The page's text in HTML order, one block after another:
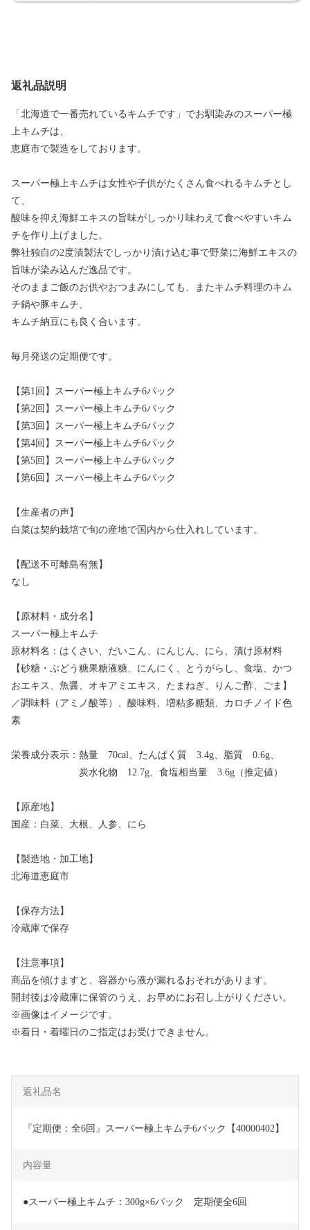
返礼品説明
「北海道で一番売れているキムチです」でお馴染みのスーパー極
上キムチは、
恵庭市で製造をしております。
スーパー極上キムチは女性や子供がたくさん食べれるキムチとし
て、
酸味を抑え海鮮エキスの旨味がしっかり味わえて食べやすいキム
チを作り上げました。
弊社独自の2度漬製法でしっかり漬け込む事で野菜に海鮮エキスの
旨味が染み込んだ逸品です。
そのままご飯のお供やおつまみにしても、またキムチ料理のキム
チ鍋や豚キムチ、
キムチ納豆にも良く合います。
毎月発送の定期便です。
【第1回】スーパー極上キムチ6パック
【第2回】スーパー極上キムチ6パック
【第3回】スーパー極上キムチ6パック
【第4回】スーパー極上キムチ6パック
【第5回】スーパー極上キムチ6パック
【第6回】スーパー極上キムチ6パック
【生産者の声】
白菜は契約栽培で旬の産地で国内から仕入れしています。
【配送不可離島有無】
なし
【原材料・成分名】
スーパー極上キムチ
原材料名：はくさい、だいこん、にんじん、にら、漬け原材料
【砂糖・ぶどう糖果糖液糖、にんにく、とうがらし、食塩、かつ
おエキス、魚醤、オキアミエキス、たまねぎ、りんご酢、ごま】
／調味料（アミノ酸等）、酸味料、増粘多糖類、カロチノイド色
素
栄養成分表示：熱量 70cal、たんぱく質 3.4g、脂質 0.6g、
炭水化物 12.7g、食塩相当量 3.6g（推定値）
【原産地】
国産：白菜、大根、人参、にら
【製造地・加工地】
北海道恵庭市
【保存方法】
冷蔵庫で保存
【注意事項】
商品を傾けますと、容器から液が漏れるおそれがあります。
開封後は冷蔵庫に保管のうえ、お早めにお召し上がりください。
※画像はイメージです。
※着日・着曜日のご指定はお受けできません。
返礼品名
『定期便：全6回』スーパー極上キムチ6パック【40000402】
内容量
●スーパー極上キムチ：300g×6パック　定期便全6回